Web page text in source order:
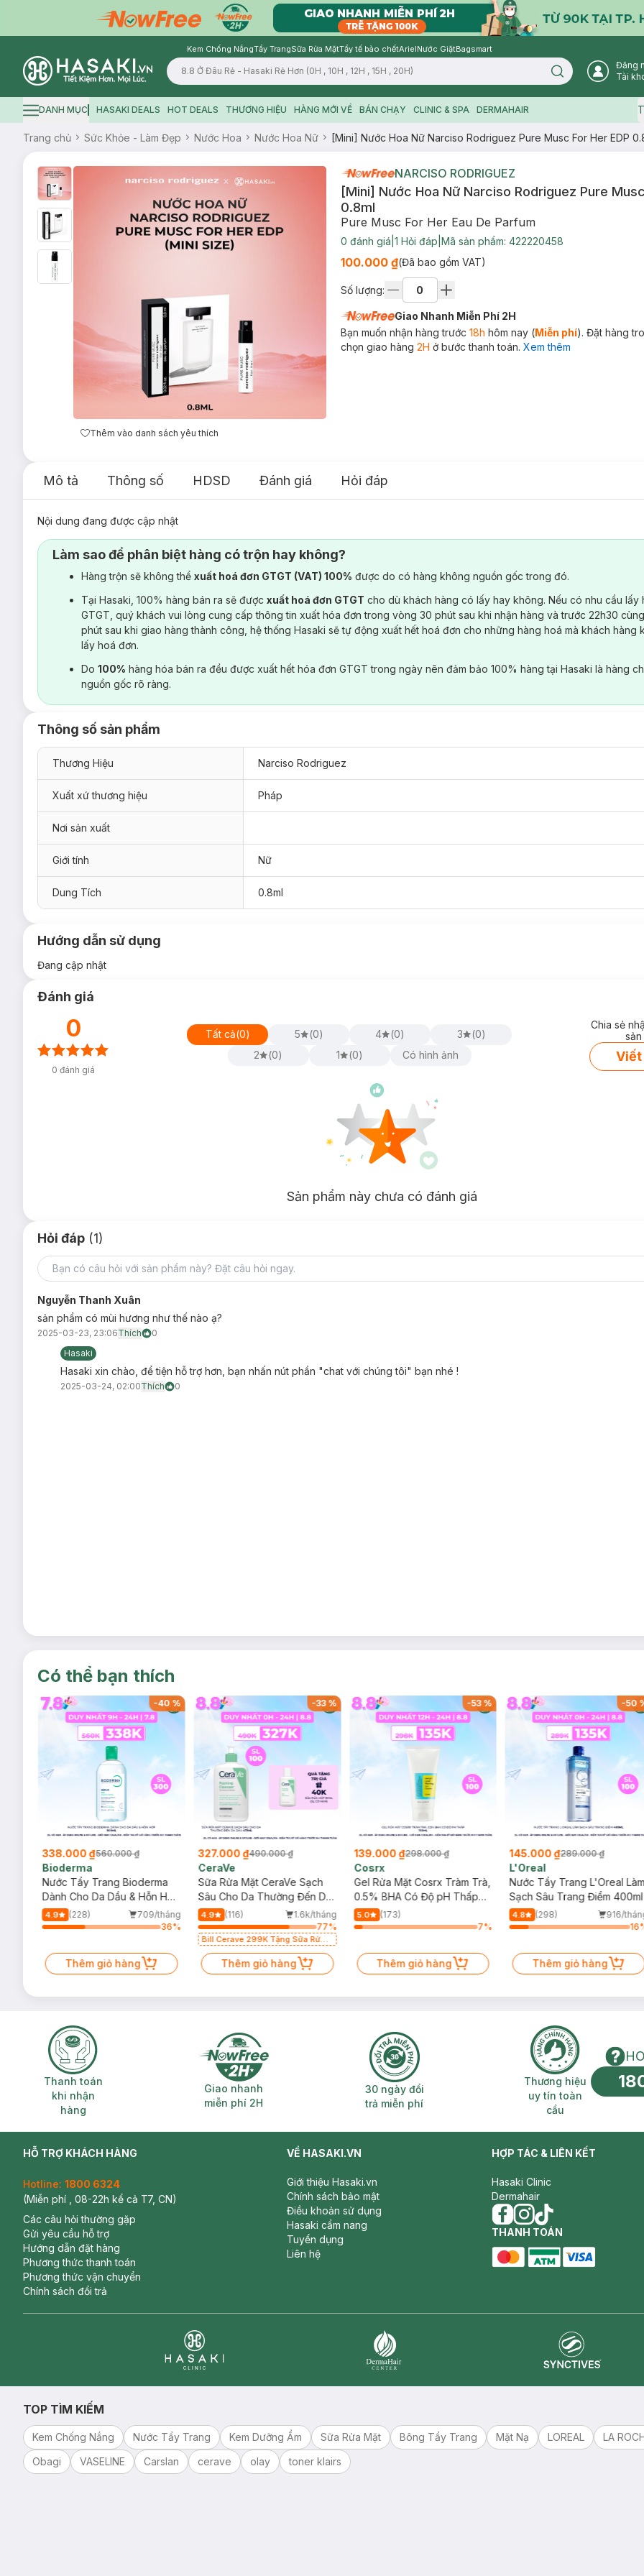
Kem Chống NắngTẩy TrangSữa Rửa MặtTẩy tế bào chếtArielNước GiặtBagsmart
Logo
Search icon
Đăng
Tài
Hamburger icon
DANH MỤC HASAKI DEALS HOT DEALS THƯƠNG HIỆU HÀNG MỚI VỀ BÁN CHẠY CLINIC & SPA DERMAHAIR
Trang chủ Sức Khỏe - Làm Đẹp Nước Hoa Nước Hoa Nữ [Mini] Nước Hoa Nữ Narciso Rodriguez Pure Musc For Her EDP
Thêm vào danh sách yêu thích
NARCISO RODRIGUEZ
[Mini] Nước Hoa Nữ Narciso Rodriguez Pure
0.8ml
Pure Musc For Her Eau De Parfum
0 đánh giá 1 Hỏi đáp Mã sản phẩm: 422220458
100.000 ₫(Đã bao gồm VAT)
Số lượng:
Giao Nhanh Miễn Phí 2H
Bạn muốn nhận hàng trước 18h hôm nay (Miễn phí). Đặt hàng
chọn giao hàng 2H ở bước thanh toán. Xem thêm
Mô tả Thông số HDSD Đánh giá Hỏi đáp
Nội dung đang được cập nhật
Làm sao để phân biệt hàng có trộn hay không?
Hàng trộn sẽ không thể xuất hoá đơn GTGT (VAT) 100% được do có hàng không nguồn gốc trong đó.
Tại Hasaki, 100% hàng bán ra sẽ được xuất hoá đơn GTGT cho dù khách hàng có lấy hay không. Nếu có nhu cầu lấy
GTGT, quý khách vui lòng cung cấp thông tin xuất hóa đơn trong vòng 30 phút sau khi nhận hàng và trước 22h30
phút sau khi giao hàng thành công, hệ thống Hasaki sẽ tự động xuất hết hoá đơn cho những hàng hoá mà khách hàng
lấy hoá đơn.
Do 100% hàng hóa bán ra đều được xuất hết hóa đơn GTGT trong ngày nên đảm bảo 100% hàng tại Hasaki là hàng
nguồn gốc rõ ràng.
Thông số sản phẩm
Thương Hiệu Narciso Rodriguez
Xuất xứ thương hiệu Pháp
Nơi sản xuất
Giới tính Nữ
Dung Tích 0.8ml
Hướng dẫn sử dụng
Đang cập nhật
Đánh giá
0
0 đánh giá
Tất cả(0) 5 (0) 4 (0) 3 (0)
2
(0) 1 (0) Có hình ảnh
Chia sẻ
Viết
Sản phẩm này chưa có đánh giá
Hỏi đáp (1)
Nguyễn Thanh Xuân
sản phẩm có mùi hương như thế nào ạ?
2025-03-23, 23:06Thích
0
Hasaki
Hasaki xin chào, để tiện hỗ trợ hơn, bạn nhấn nút phần "chat với chúng tôi" bạn nhé !
2025-03-24, 02:00Thích 0
Có thể bạn thích
-40 %
338.000 ₫560.000 ₫
Bioderma
Nước Tẩy Trang Bioderma
Dành Cho Da Dầu & Hỗn Hợp
500ml
4.9 (228)
709/tháng
36%
Thêm giỏ hàng
-33%
327.000 ₫490.000 ₫
CeraVe
Sữa Rửa Mặt CeraVe Sạch
Sâu Cho Da Thường Đến Da
Dầu 473ml
4.9 (116)
1.6k/tháng
77%
Bill Cerave 299K Tặng Sữa Rửa
Mặt Cerave 30ml (SL có hạn)
Thêm giỏ hàng
-53%
139.000 ₫298.000 ₫
Cosrx
Gel Rửa Mặt Cosrx Tràm Trà,
0.5% BHA Có Độ pH Thấp
150ml
5.0
(173)
7%
Thêm giỏ hàng
-50
145.000 ₫289.000 ₫
L'Oreal
Nước Tẩy Trang L'Oreal Làm
Sạch Sâu Trang Điểm 400ml
4.8 (298)
916/
16
Thêm giỏ hàng
Thanh toán khi nhận hàng
Thanh toán
khi nhận
hàng
Giao nhanh miễn phí 2H
Giao nhanh
miễn phí 2H
30 ngày đổi trả miễn phí
30 ngày đổi
trả miễn phí
Thương hiệu uy
Thương hiệu
uy tín toàn
cầu
HỖ TRỢ KHÁCH HÀNG
Hotline: 1800 6324
(Miễn phí , 08-22h kể cả T7, CN)
Các câu hỏi thường gặp
Gửi yêu cầu hỗ trợ
Hướng dẫn đặt hàng
Phương thức thanh toán
Phương thức vận chuyển
Chính sách đổi trả
VỀ HASAKI.VN
Giới thiệu Hasaki.vn
Chính sách bảo mật
Điều khoản sử dụng
Hasaki cẩm nang
Tuyển dụng
Liên hệ
HỢP TÁC & LIÊN KẾT
Hasaki Clinic
Dermahair
facebook
instagram
tiktok
THANH TOÁN
TOP TÌM KIẾM
Kem Chống Nắng Nước Tẩy Trang Kem Dưỡng Ẩm Sữa Rửa Mặt Bông Tẩy Trang Mặt Nạ LOREAL LA
Obagi
VASELINE Carslan cerave olay toner klairs